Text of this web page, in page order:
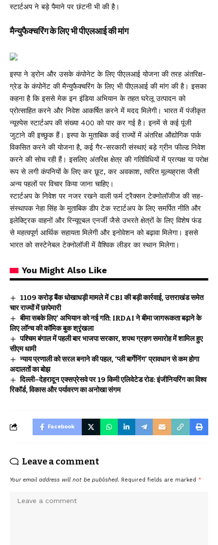
स्टार्टअप ने बड़े पैमाने पर छंटनी भी की है।
मैन्युफैक्चरिंग के लिए भी पीएलआई की मांग
इस्पा ने ड्रोन और उसके कंपोनेट के लिए पीएलआई योजना की तरह अंतरिक्ष-
ग्रेड के कंपोनेंट की मैन्युफैक्चरिंग के लिए भी पीएलआई की मांग की है। इसका
कहना है कि इससे मेक इन इंडिया अभियान के तहत घरेलू उत्पादन को
प्रोत्साहित करने और निवेश आकर्षित करने में मदद मिलेगी। भारत में पंजीकृत
न्यूस्पेस स्टार्टअप की संख्या 400 को पार कर गई है। इनमें से कई पूंजी
जुटाने की इच्छुक हैं। इस्पा के मुताबिक कई राज्यों में अंतरिक्ष औद्योगिक पार्क
विकसित करने की योजना है, कई गैर-सरकारी संस्थाएं बड़े ग्रीन फील्ड निवेश
करने की सोच रही हैं। इसलिए अंतरिक्ष क्षेत्र की गतिविधियों में प्रत्यक्ष या परोक्ष
रूप से लगी कंपनियों के लिए कर छूट, कर अवकाश, त्वरित मूल्यह्रास जैसी
अन्य पहलों पर विचार किया जाना चाहिए।
स्टार्टअप के निवेश पर नजर रखने वाली फर्म ट्रैक्सन टेक्नोलॉजीज की सह-
संस्थापक नेहा सिंह के मुताबिक डीप टेक स्टार्टअप के लिए समर्पित नीति और
इलेक्ट्रिक वाहनों और रिन्यूएबल एनर्जी जैसे उभरते क्षेत्रों के लिए विशेष फंड
से महत्वपूर्ण आर्थिक सहायता मिलेगी और इनोवेशन को बढ़ावा मिलेगा। इससे
भारत को सस्टेनेबल टेक्नोलॉजी में वैश्विक लीडर का स्थान मिलेगा।
You Might Also Like
₹1109 करोड़ बैंक धोखाधड़ी मामले में CBI की बड़ी कार्रवाई, उत्तराखंड समेत
चार राज्यों में छापेमारी
बीमा सबके लिए’ अभियान को नई गति: IRDAI ने बीमा जागरूकता बढ़ाने के
लिए लॉन्च की कॉमिक बुक श्रृंखला
पश्चिम बंगाल में पहली बार भाजपा सरकार, शपथ ग्रहण समारोह में शामिल हुए
सीएम धामी
न्याय प्रणाली को सरल बनाने की पहल, ‘प्ली बार्गेनिंग’ प्रावधान से कम होगा
अदालतों का बोझ
दिल्ली–देहरादून एक्सप्रेसवे पर 19 किमी एलिवेटेड रोड: इंजीनियरिंग का विश्व
रिकॉर्ड, विकास और पर्यावरण का अनोखा संगम
Facebook
Leave a comment
Your email address will not be published. Required fields are marked *